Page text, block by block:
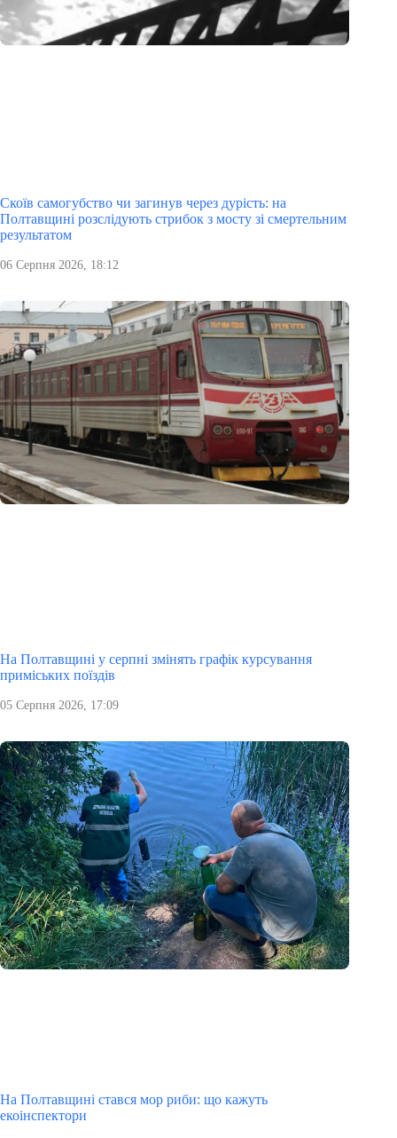
Скоїв самогубство чи загинув через дурість: на
Полтавщині розслідують стрибок з мосту зі смертельним
результатом
06 Серпня 2026, 18:12
На Полтавщині у серпні змінять графік курсування
приміських поїздів
05 Серпня 2026, 17:09
На Полтавщині стався мор риби: що кажуть
екоінспектори